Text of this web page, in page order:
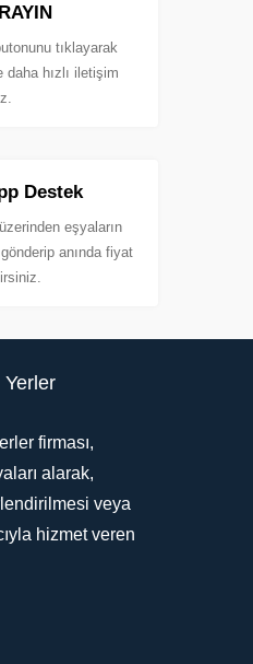
tıklayarak
daha hızlı iletişim
Destek
eşyaların
anında fiyat
firması,
alarak,
veya
hizmet veren